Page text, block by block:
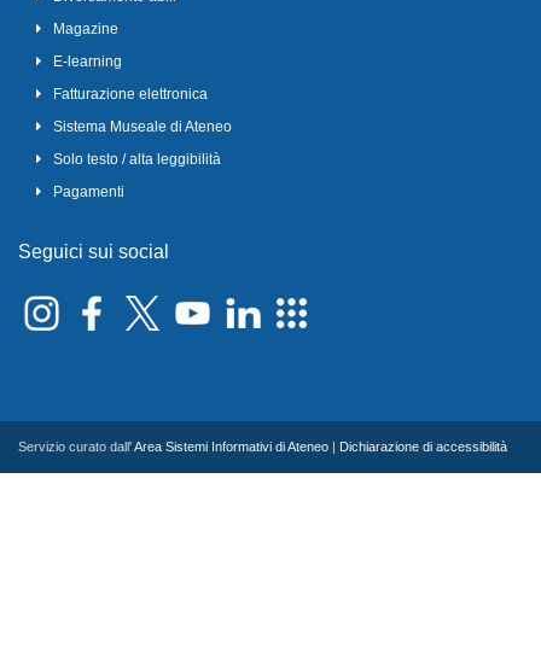
Magazine
E-learning
Fatturazione elettronica
Sistema Museale di Ateneo
Solo testo / alta leggibilità
Pagamenti
Seguici sui social
Servizio curato dall'Area Sistemi Informativi di Ateneo Dichiarazione di accessibilità